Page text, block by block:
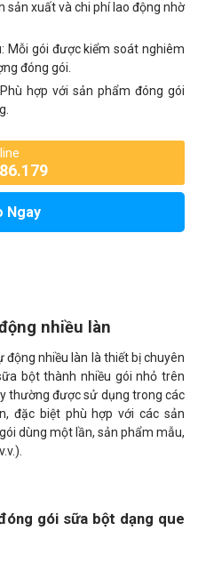
sản xuất và chi phí lao động nhờ
Mỗi gói được kiểm soát nghiêm
đóng gói.
hợp với sản phẩm đóng gói
Ngay
nhiều làn
nhiều làn là thiết bị chuyên
bột thành nhiều gói nhỏ trên
thường được sử dụng trong các
đặc biệt phù hợp với các sản
dùng một lần, sản phẩm mẫu,
gói sữa bột dạng que